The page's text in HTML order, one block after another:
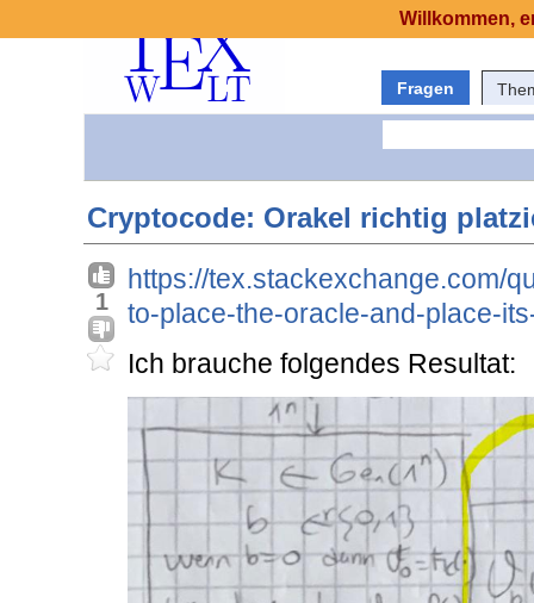
Fragen
Cryptocode: Orakel richtig
1
https://tex.stackexchange.com/
to-place-the-oracle-and-place-
Ich brauche folgendes Resultat:
Willkommen,